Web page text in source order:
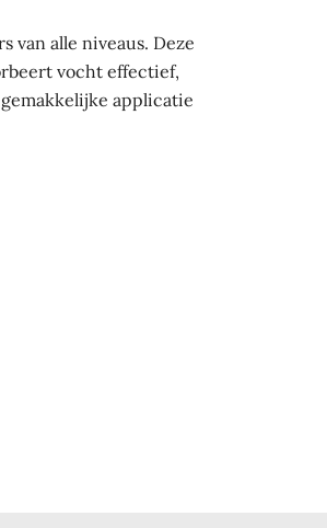
van alle niveaus. Deze
vocht effectief,
applicatie